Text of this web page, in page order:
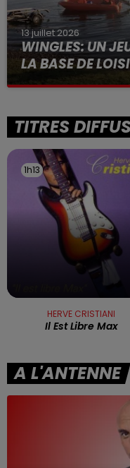
13 juillet 2026
WINGLES: UN
LA BASE DE
La victime a coulé
TITRES
1h13
1h13
HERVE CRISTIANI
Il Est Libre Max
A L'ANTENNE